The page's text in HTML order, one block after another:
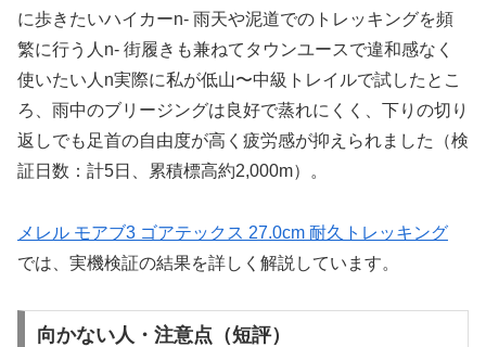
に歩きたいハイカーn- 雨天や泥道でのトレッキングを頻
繁に行う人n- 街履きも兼ねてタウンユースで違和感なく
使いたい人n実際に私が低山〜中級トレイルで試したとこ
ろ、雨中のブリージングは良好で蒸れにくく、下りの切り
返しでも足首の自由度が高く疲労感が抑えられました（検
証日数：計5日、累積標高約2,000m）。
メレル モアブ3 ゴアテックス 27.0cm 耐久トレッキング
では、実機検証の結果を詳しく解説しています。
向かない人・注意点（短評）